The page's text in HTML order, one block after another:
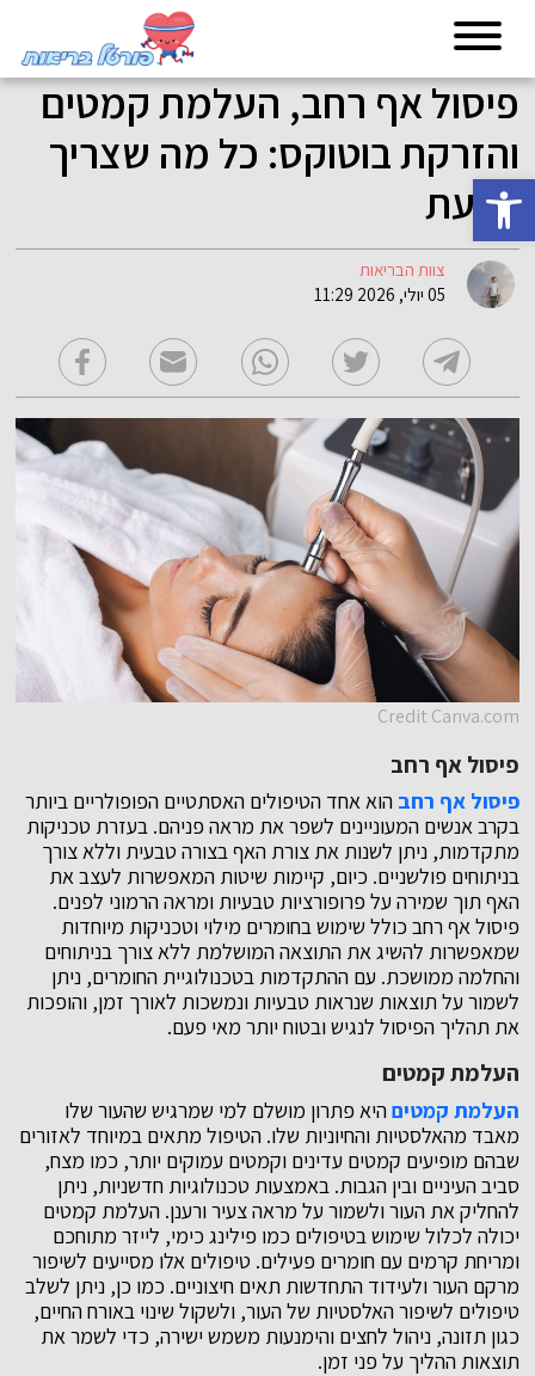
פתח סרגל נגישות
פיסול אף רחב, העלמת קמטים
והזרקת בוטוקס: כל מה שצריך
לדעת
צוות הבריאות
05 יולי, 2026 11:29
Credit Canva.com
פיסול אף רחב
פיסול אף רחב הוא אחד הטיפולים האסתטיים הפופולריים ביותר
בקרב אנשים המעוניינים לשפר את מראה פניהם. בעזרת טכניקות
מתקדמות, ניתן לשנות את צורת האף בצורה טבעית וללא צורך
בניתוחים פולשניים. כיום, קיימות שיטות המאפשרות לעצב את
האף תוך שמירה על פרופורציות טבעיות ומראה הרמוני לפנים.
פיסול אף רחב כולל שימוש בחומרים מילוי וטכניקות מיוחדות
שמאפשרות להשיג את התוצאה המושלמת ללא צורך בניתוחים
והחלמה ממושכת. עם ההתקדמות בטכנולוגיית החומרים, ניתן
לשמור על תוצאות שנראות טבעיות ונמשכות לאורך זמן, והופכות
את תהליך הפיסול לנגיש ובטוח יותר מאי פעם.
העלמת קמטים
העלמת קמטיםהיא פתרון מושלם למי שמרגיש שהעור שלו
מאבד מהאלסטיות והחיוניות שלו. הטיפול מתאים במיוחד לאזורים
שבהם מופיעים קמטים עדינים וקמטים עמוקים יותר, כמו מצח,
סביב העיניים ובין הגבות. באמצעות טכנולוגיות חדשניות, ניתן
להחליק את העור ולשמור על מראה צעיר ורענן. העלמת קמטים
יכולה לכלול שימוש בטיפולים כמו פילינג כימי, לייזר מתוחכם
ומריחת קרמים עם חומרים פעילים. טיפולים אלו מסייעים לשיפור
מרקם העור ולעידוד התחדשות תאים חיצוניים. כמו כן, ניתן לשלב
טיפולים לשיפור האלסטיות של העור, ולשקול שינוי באורח החיים,
כגון תזונה, ניהול לחצים והימנעות משמש ישירה, כדי לשמר את
תוצאות ההליך על פני זמן.